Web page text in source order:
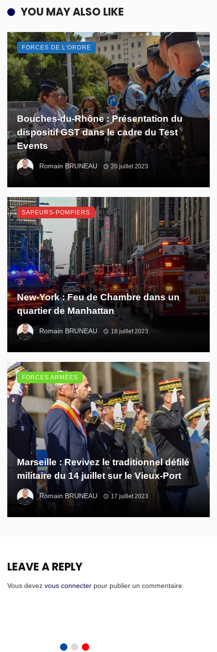
YOU MAY ALSO LIKE
Bouches-du-Rhône : Présentation du
dispositif GST dans le cadre du Test
Events
Romain BRUNEAU 20 juillet 2023
FORCES DE L'ORDRE
New-York : Feu de Chambre dans un
quartier de Manhattan
Romain BRUNEAU 18 juillet 2023
SAPEURS-POMPIERS
Marseille : Revivez le traditionnel défilé
militaire du 14 juillet sur le Vieux-Port
Romain BRUNEAU 17 juillet 2023
FORCES ARMÉES
LEAVE A REPLY
Vous devez vous connecter pour publier un commentaire.